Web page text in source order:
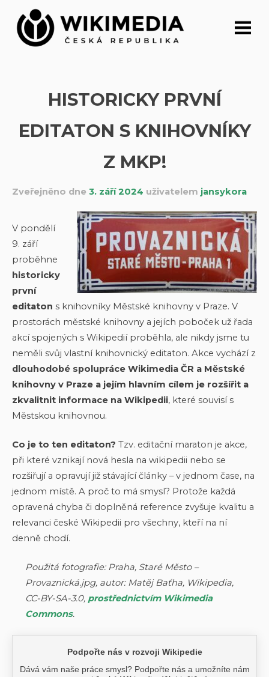
Přeskočit
obsah
HISTORICKY PRVNÍ
EDITATON S KNIHOVNÍKY
Z MKP!
Zveřejněno dne 3. září 2024 uživatelem jansykora
V pondělí
9. září
proběhne
historicky
první
editaton s knihovníky Městské knihovny v Praze. V
prostorách městské knihovny a jejích poboček už řada
akcí spojených s Wikipedií proběhla, ale nikdy jsme tu
neměli svůj vlastní knihovnický editaton. Akce vychází z
dlouhodobé spolupráce Wikimedia ČR a Městské
knihovny v Praze a jejím hlavním cílem je rozšířit a
zkvalitnit informace na Wikipedii, které souvisí s
Městskou knihovnou.
Co je to ten editaton? Tzv. editační maraton je akce,
při které vznikají nová hesla na wikipedii nebo se
rozšiřují a opravují již stávající články – v jednom čase, na
jednom místě. A proč to má smysl? Protože každá
opravená chyba či doplněná reference zvyšuje kvalitu a
relevanci české Wikipedii pro všechny, kteří na ní
denně chodí.
Použitá fotografie: Praha, Staré Město –
Provaznická.jpg, autor: Matěj Baťha, Wikipedia,
CC-BY-SA-3.0, prostřednictvím Wikimedia
Commons.